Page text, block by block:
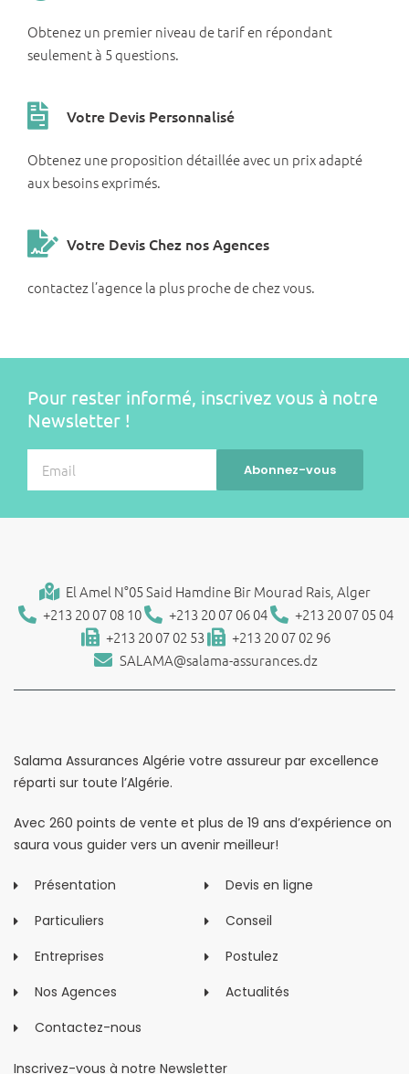
Obtenez un premier niveau de tarif en répondant
seulement à 5 questions.
Votre Devis Personnalisé
Obtenez une proposition détaillée avec un prix adapté
aux besoins exprimés.
Votre Devis Chez nos Agences
contactez l’agence la plus proche de chez vous.
Pour rester informé, inscrivez vous à notre
Newsletter !
El Amel N°05 Said Hamdine Bir Mourad Rais, Alger
+213 20 07 08 10
+213 20 07 06 04
+213 20 07 05 04
+213 20 07 02 53
+213 20 07 02 96
SALAMA@salama-assurances.dz
Salama Assurances Algérie votre assureur par excellence
réparti sur toute l’Algérie.
Avec 260 points de vente et plus de 19 ans d’expérience on
saura vous guider vers un avenir meilleur!
Présentation
Particuliers
Entreprises
Nos Agences
Contactez-nous
Devis en ligne
Conseil
Postulez
Actualités
Inscrivez-vous à notre Newsletter